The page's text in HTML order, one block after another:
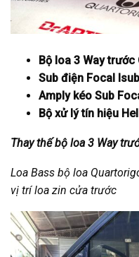
Bộ loa 3 Way
Sub điện Focal
Amply kéo Sub
Bộ xử lý tín hiệu
Thay thế bộ loa 3 Way
Loa Bass bộ loa
vị trí loa zin cửa trước